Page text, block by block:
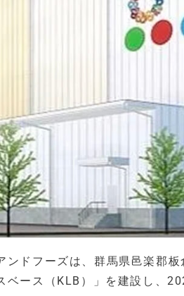
ンドフーズは、群馬県邑楽郡
ベース（KLB）」を建設し、